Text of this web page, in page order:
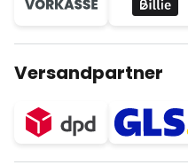
Versandpartner